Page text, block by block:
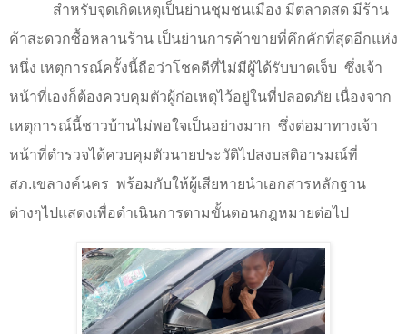
สำหรับจุดเกิดเหตุเป็นย่านชุมชนเมือง มีตลาดสด มีร้าน
ค้าสะดวกซื้อหลานร้าน เป็นย่านการค้าขายที่คึกคักที่สุดอีกแห่ง
หนึ่ง เหตุการณ์ครั้งนี้ถือว่าโชคดีที่ไม่มีผู้ได้รับบาดเจ็บ ซึ่งเจ้า
หน้าที่เองก็ต้องควบคุมตัวผู้ก่อเหตุไว้อยู่ในที่ปลอดภัย เนื่องจาก
เหตุการณ์นี้ชาวบ้านไม่พอใจเป็นอย่างมาก ซึ่งต่อมาทางเจ้า
หน้าที่ตำรวจได้ควบคุมตัวนายประวัติไปสงบสติอารมณ์ที่
สภ.เขลางค์นคร พร้อมกับให้ผู้เสียหายนำเอกสารหลักฐาน
ต่างๆไปแสดงเพื่อดำเนินการตามขั้นตอนกฎหมายต่อไป